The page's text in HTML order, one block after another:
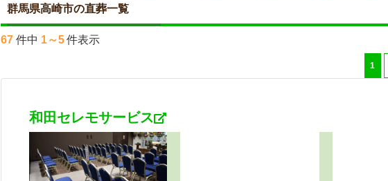
群馬県高崎市の直葬一覧
67 件中 1～5 件表示
1
和田セレモサービス